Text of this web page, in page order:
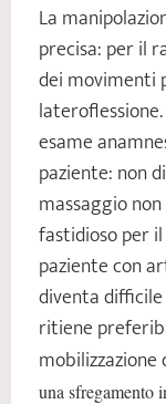
La
precisa: per il
dei movimenti
esame
paziente: non
massaggio
fastidioso per
paziente con
diventa
ritiene
una sfregamento